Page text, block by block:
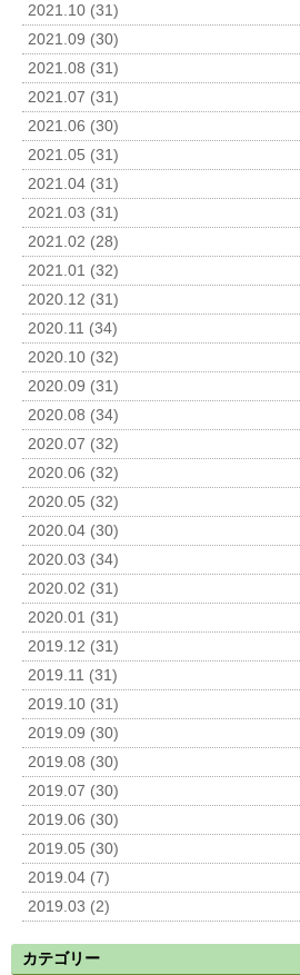
2021.10 (31)
2021.09 (30)
2021.08 (31)
2021.07 (31)
2021.06 (30)
2021.05 (31)
2021.04 (31)
2021.03 (31)
2021.02 (28)
2021.01 (32)
2020.12 (31)
2020.11 (34)
2020.10 (32)
2020.09 (31)
2020.08 (34)
2020.07 (32)
2020.06 (32)
2020.05 (32)
2020.04 (30)
2020.03 (34)
2020.02 (31)
2020.01 (31)
2019.12 (31)
2019.11 (31)
2019.10 (31)
2019.09 (30)
2019.08 (30)
2019.07 (30)
2019.06 (30)
2019.05 (30)
2019.04 (7)
2019.03 (2)
カテゴリー